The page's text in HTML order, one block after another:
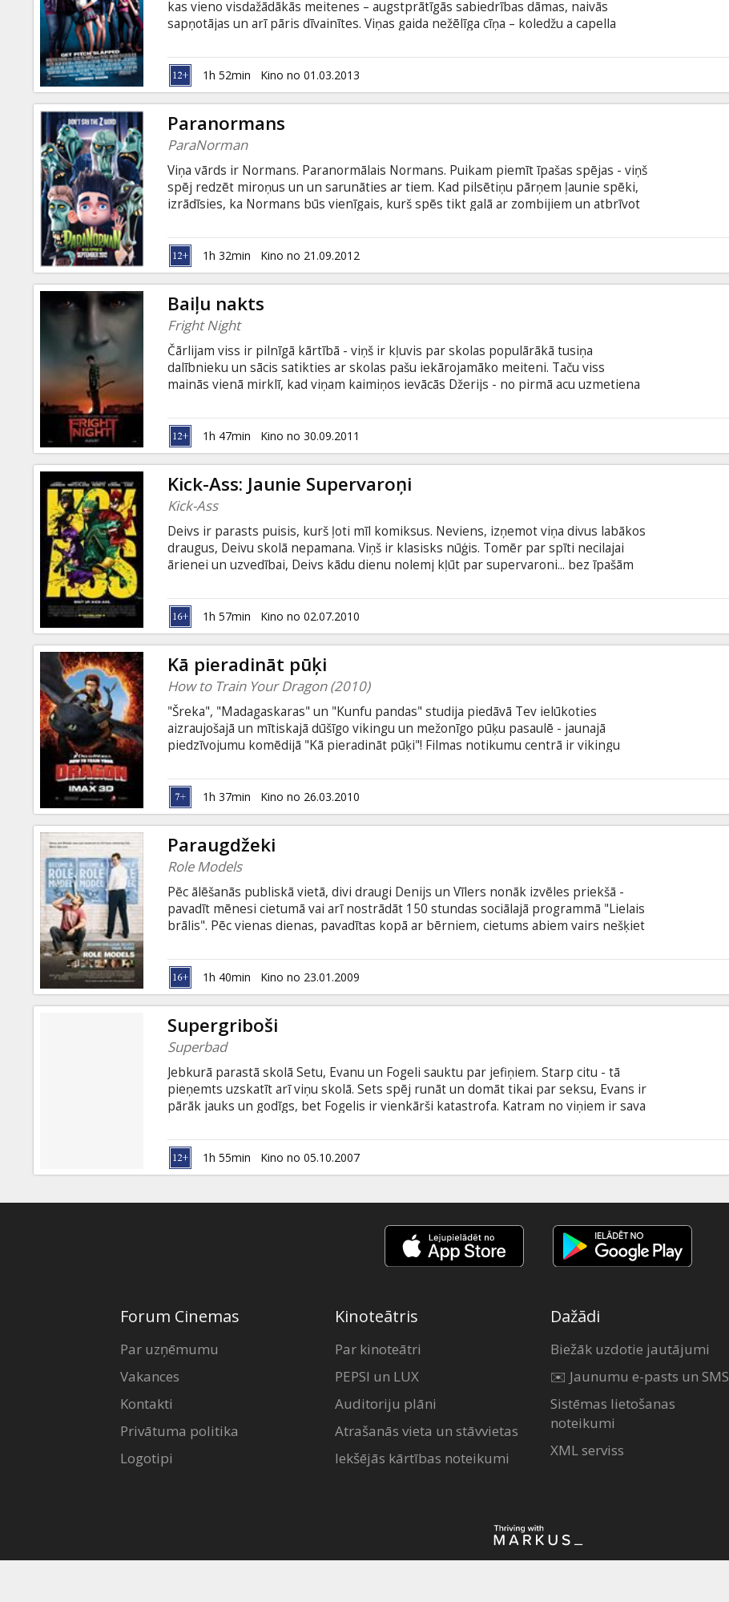
kas vieno visdažādākās meitenes – augstprātīgās sabiedrības dāmas, naivās
sapņotājas un arī pāris dīvainītes. Viņas gaida nežēlīga cīņa – koledžu a capella
mazliet no katras). No popmūzikas klasikas jaunā izpildījumā līdz mūsdienu hītiem,
„Pirmklasīgās” būs gada muzikālākā komēdija! Filma angļu valodā ar subtitriem
latviešu un krievu valodā.
1h 52min Kino no 01.03.2013
Paranormans
ParaNorman
Viņa vārds ir Normans. Paranormālais Normans. Puikam piemīt īpašas spējas - viņš
spēj redzēt miroņus un un sarunāties ar tiem. Kad pilsētiņu pārņem ļaunie spēki,
izrādīsies, ka Normans būs vienīgais, kurš spēs tikt galā ar zombijiem un atbrīvot
un krievu valodā.
1h 32min Kino no 21.09.2012
Baiļu nakts
Fright Night
Čārlijam viss ir pilnīgā kārtībā - viņš ir kļuvis par skolas populārākā tusiņa
dalībnieku un sācis satikties ar skolas pašu iekārojamāko meiteni. Taču viss
mainās vienā mirklī, kad viņam kaimiņos ievācās Džerijs - no pirmā acu uzmetiena
Čārlijs nojauš, ka ar Džeriju nav kaut kas kārtībā. Uzsācis sava kaimiņa pastiprinātu
novērošanu, Čārlijs nonāk pie šausminoša atklājuma - Džerijs ir vampīrs! Atmetis
cerību pārliecināt pārējos, viņš nolemj pats atrast veidu, kā tikt galā ar monstru.
1h 47min Kino no 30.09.2011
Kick-Ass: Jaunie Supervaroņi
Kick-Ass
Deivs ir parasts puisis, kurš ļoti mīl komiksus. Neviens, izņemot viņa divus labākos
draugus, Deivu skolā nepamana. Viņš ir klasisks nūģis. Tomēr par spīti necilajai
ārienei un uzvedībai, Deivs kādu dienu nolemj kļūt par supervaroni... bez īpašām
ļaunumu. Saprotams, ka sākumā viņam neklājas spoži, taču jaunajam varonim
izdodas iemantot popularitāti. Deiva dzīve pārvēršas īstā piedzīvojumā, kad viņš
satiek citus jaunos supervaroņus.
1h 57min Kino no 02.07.2010
Kā pieradināt pūķi
How to Train Your Dragon (2010)
"Šreka", "Madagaskaras" un "Kunfu pandas" studija piedāvā Tev ielūkoties
aizraujošajā un mītiskajā dūšīgo vikingu un mežonīgo pūķu pasaulē - jaunajā
piedzīvojumu komēdijā "Kā pieradināt pūķi"! Filmas notikumu centrā ir vikingu
iesvētības, kad kauja ir viņa lielā iespēja pierādīt sevi tēvam un visai ciltij. Taču, kad
viņa ceļā trāpās ievainots pūķis un kļūst par viņa draugu, visa pasaule sagriežas
kājām gaisā. Lomas latviešu valodā ieskaņojuši: Jānis Reinis, Artis Robežnieks,
Edgars Kaufelds, Zane Lapsa u.c.
1h 37min Kino no 26.03.2010
Paraugdžeki
Role Models
Pēc ālēšanās publiskā vietā, divi draugi Denijs un Vīlers nonāk izvēles priekšā -
pavadīt mēnesi cietumā vai arī nostrādāt 150 stundas sociālajā programmā "Lielais
brālis". Pēc vienas dienas, pavadītas kopā ar bērniem, cietums abiem vairs nešķiet
Scott, Paul Rudd, Christopher Mintz-Plasse, Jane Lynch, Elizabeth Banks, Nicole
Randall Johnson Režisors: David Wain Filma angļu valodā ar subtitriem latviešu un
krievu valodā.
1h 40min Kino no 23.01.2009
Supergriboši
Superbad
Jebkurā parastā skolā Setu, Evanu un Fogeli sauktu par jefiņiem. Starp citu - tā
pieņemts uzskatīt arī viņu skolā. Sets spēj runāt un domāt tikai par seksu, Evans ir
pārāk jauks un godīgs, bet Fogelis ir vienkārši katastrofa. Katram no viņiem ir sava
un graužot popkornu vai cepot dārzā desiņas kopā ar vecākiem. Līdz brīdim, kad
Seta pielūgtā meitene uzaicina viņus uz tīņu ballīti, dodot līdz šim svarīgāko
uzdevumu viņu dzīvē - sagādāt alkoholu.
1h 55min Kino no 05.10.2007
Forum Cinemas
Par uzņēmumu
Vakances
Kontakti
Privātuma politika
Logotipi
Kinoteātris
Par kinoteātri
PEPSI un LUX
Auditoriju plāni
Atrašanās vieta un stāvvietas
Iekšējās kārtības noteikumi
Dažādi
Biežāk uzdotie jautājumi
✉️ Jaunumu e-pasts un SMS
Sistēmas lietošanas
noteikumi
XML serviss